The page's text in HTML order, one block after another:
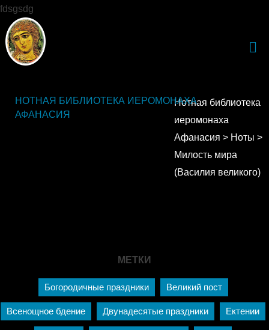
fdsgsdg
НОТНАЯ БИБЛИОТЕКА ИЕРОМОНАХА
АФАНАСИЯ
Нотная библиотека
иеромонаха
Афанасия > Ноты >
Милость мира
(Василия великого)
МЕТКИ
Богородичные праздники Великий пост
Всенощное бдение Двунадесятые праздники Ектении